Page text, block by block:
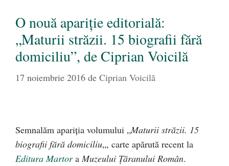
O nouă apariție editorială:
„Maturii străzii. 15 biografii fără
domiciliu”, de Ciprian Voicilă
17 noiembrie 2016 de Ciprian Voicilă
Semnalăm apariția volumului „Maturii străzii. 15
biografii fără domiciliu„, carte apărută recent la
Editura Martora Muzeului Țăranului Român.